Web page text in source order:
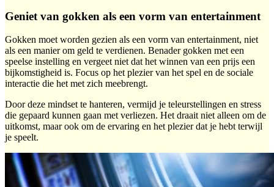
Geniet van gokken als een vorm van entertainment
Gokken moet worden gezien als een vorm van entertainment, niet
als een manier om geld te verdienen. Benader gokken met een
speelse instelling en vergeet niet dat het winnen van een prijs een
bijkomstigheid is. Focus op het plezier van het spel en de sociale
interactie die het met zich meebrengt.
Door deze mindset te hanteren, vermijd je teleurstellingen en stress
die gepaard kunnen gaan met verliezen. Het draait niet alleen om de
uitkomst, maar ook om de ervaring en het plezier dat je hebt terwijl
je speelt.